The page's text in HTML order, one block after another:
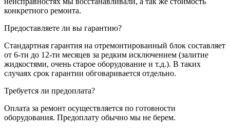
конкретного ремонта.
Предоставляете ли вы гарантию?
Стандартная гарантия на отремонтированный блок составляет
от 6-ти до 12-ти месяцев за редким исключением (залитие
жидкостями, очень старое оборудование и т.д.). В таких
случаях срок гарантии обговаривается отдельно.
Требуется ли предоплата?
Оплата за ремонт осуществляется по готовности
оборудования. Предоплату обычно мы не берем.